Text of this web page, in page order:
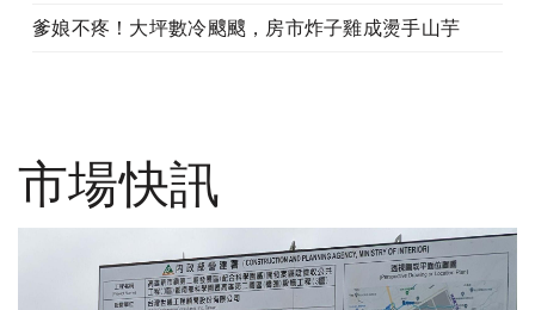
爹娘不疼！大坪數冷颼颼，房市炸子雞成燙手山芋
市場快訊